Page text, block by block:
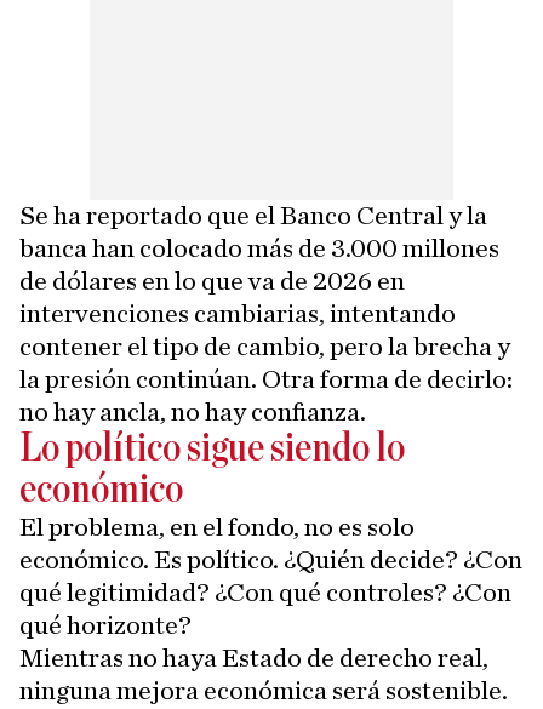
Se ha reportado que el Banco Central y la
banca han colocado más de 3.000 millones
de dólares en lo que va de 2026 en
intervenciones cambiarias, intentando
contener el tipo de cambio, pero la brecha y
la presión continúan. Otra forma de decirlo:
no hay ancla, no hay confianza.
Lo político sigue siendo lo
económico
El problema, en el fondo, no es solo
económico. Es político. ¿Quién decide? ¿Con
qué legitimidad? ¿Con qué controles? ¿Con
qué horizonte?
Mientras no haya Estado de derecho real,
ninguna mejora económica será sostenible.